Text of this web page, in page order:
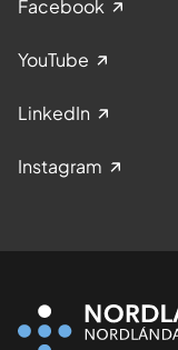
Facebook
YouTube
LinkedIn
Instagram